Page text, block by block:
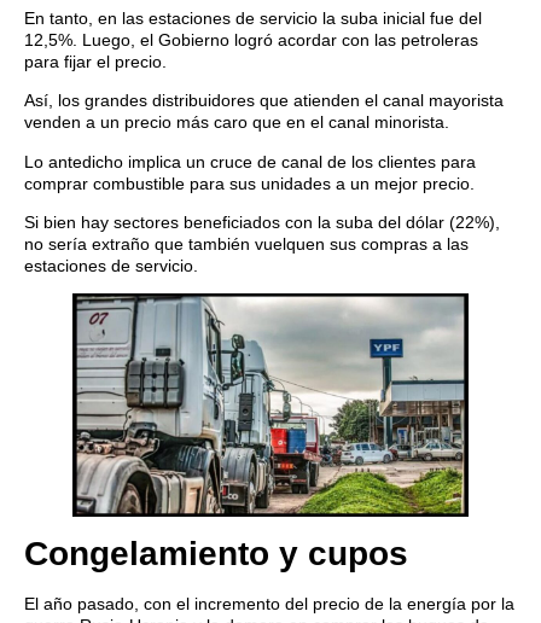
En tanto, en las estaciones de servicio la suba inicial fue del
12,5%. Luego, el Gobierno logró acordar con las petroleras
para fijar el precio.
Así, los grandes distribuidores que atienden el canal mayorista
venden a un precio más caro que en el canal minorista.
Lo antedicho implica un cruce de canal de los clientes para
comprar combustible para sus unidades a un mejor precio.
Si bien hay sectores beneficiados con la suba del dólar (22%),
no sería extraño que también vuelquen sus compras a las
estaciones de servicio.
Congelamiento y cupos
El año pasado, con el incremento del precio de la energía por la